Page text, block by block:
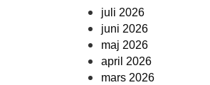
juli 2026
juni 2026
maj 2026
april 2026
mars 2026